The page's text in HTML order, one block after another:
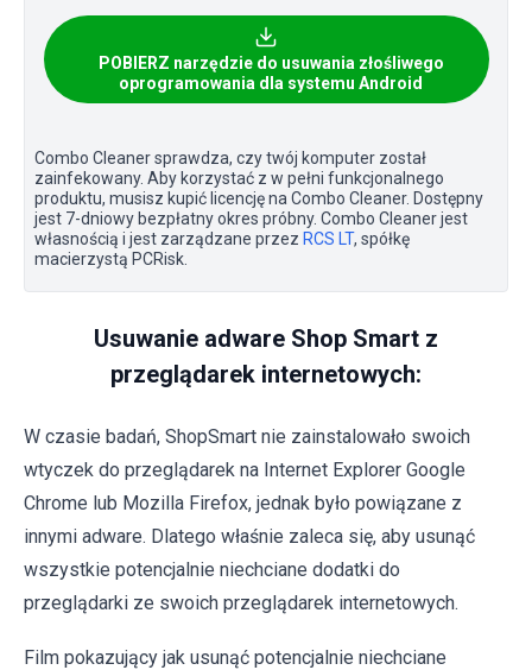
POBIERZ narzędzie do usuwania złośliwego
oprogramowania dla systemu Android
Combo Cleaner sprawdza, czy twój komputer został
zainfekowany. Aby korzystać z w pełni funkcjonalnego
produktu, musisz kupić licencję na Combo Cleaner. Dostępny
jest 7-dniowy bezpłatny okres próbny. Combo Cleaner jest
własnością i jest zarządzane przez RCS LT, spółkę
macierzystą PCRisk.
Usuwanie adware Shop Smart z
przeglądarek internetowych:
W czasie badań, ShopSmart nie zainstalowało swoich
wtyczek do przeglądarek na Internet Explorer Google
Chrome lub Mozilla Firefox, jednak było powiązane z
innymi adware. Dlatego właśnie zaleca się, aby usunąć
wszystkie potencjalnie niechciane dodatki do
przeglądarki ze swoich przeglądarek internetowych.
Film pokazujący jak usunąć potencjalnie niechciane